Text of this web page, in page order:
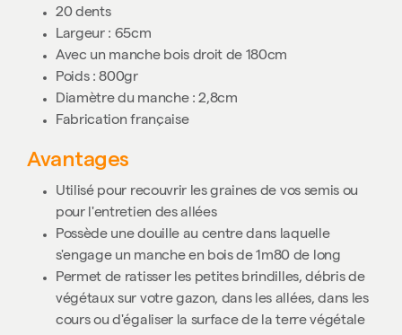
20 dents
Largeur : 65cm
Avec un manche bois droit de 180cm
Poids : 800gr
Diamètre du manche : 2,8cm
Fabrication française
Avantages
Utilisé pour recouvrir les graines de vos semis ou
pour l'entretien des allées
Possède une douille au centre dans laquelle
s'engage un manche en bois de 1m80 de long
Permet de ratisser les petites brindilles, débris de
végétaux sur votre gazon, dans les allées, dans les
cours ou d'égaliser la surface de la terre végétale